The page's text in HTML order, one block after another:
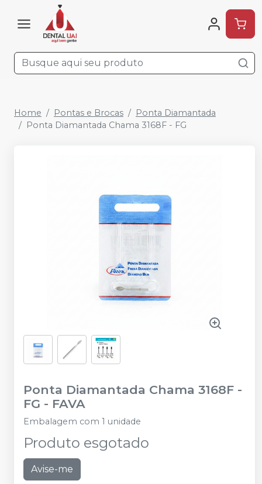
Home Pontas e Brocas
Ponta Diamantada
Ponta Diamantada Chama 3168F - FG
Ponta Diamantada Chama 3168F -
FG - FAVA
Embalagem com 1 unidade
Produto esgotado
Avise-me